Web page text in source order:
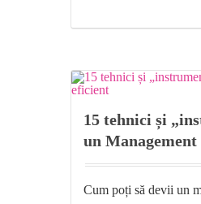
15 tehnici și
un
Cum poți să devii un